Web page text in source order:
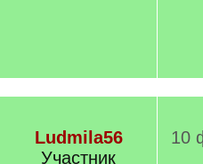
Ludmila56
Участник
10